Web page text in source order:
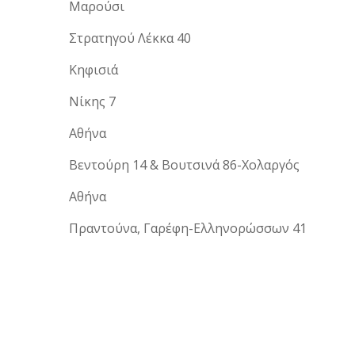
Μαρούσι
Στρατηγού Λέκκα 40
Κηφισιά
Νίκης 7
Αθήνα
Βεντούρη 14 & Βουτσινά 86-Χολαργός
Αθήνα
Πραντούνα, Γαρέφη-Eλληνορώσσων 41